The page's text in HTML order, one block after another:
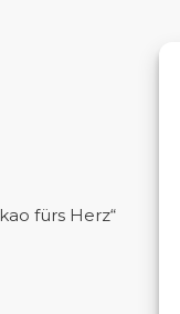
fürs Herz“